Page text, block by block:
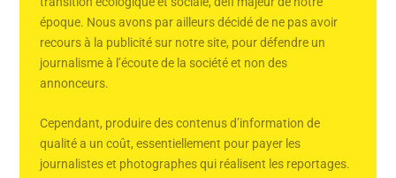
époque. Nous avons par ailleurs décidé de ne pas avoir
recours à la publicité sur notre site, pour défendre un
journalisme à l’écoute de la société et non des
annonceurs.
Cependant, produire des contenus d’information de
qualité a un coût, essentiellement pour payer les
journalistes et photographes qui réalisent les reportages.